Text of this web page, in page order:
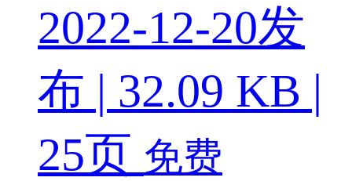
2022-12-20发
布 | 32.09 KB |
25页 免费